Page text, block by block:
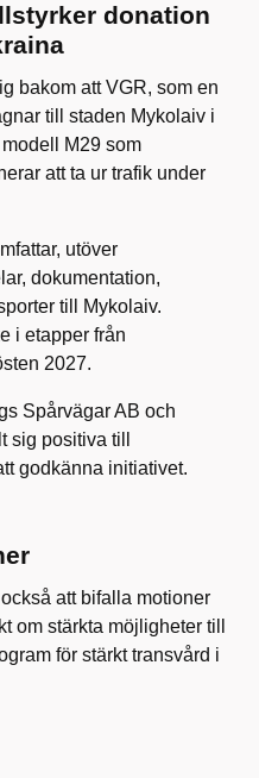
donation
bakom att VGR, som en
till staden Mykolaiv i
M29 som
att ta ur trafik under
utöver
dokumentation,
till Mykolaiv.
i etapper från
2027.
Spårvägar AB och
sig positiva till
godkänna initiativet.
att bifalla motioner
om stärkta möjligheter till
för stärkt transvård i